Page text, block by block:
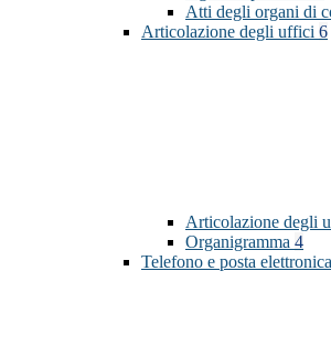
Atti degli organi di
Articolazione degli uffici 6
Articolazione degli
Organigramma 4
Telefono e posta elettronica